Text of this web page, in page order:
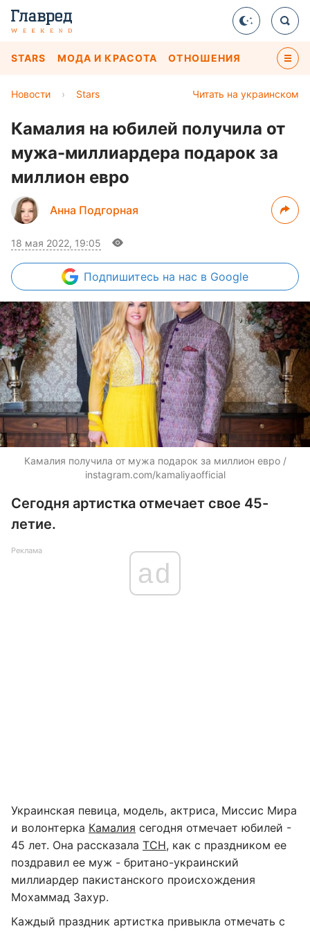
STARS МОДА И КРАСОТА ОТНОШЕНИЯ
Читать на украинском
Новости › Stars
Камалия на юбилей получила от
мужа-миллиардера подарок за
миллион евро
Анна Подгорная
18 мая 2022, 19:05
Подпишитесь на нас в Google
Камалия получила от мужа подарок за миллион евро /
instagram.com/kamaliyaofficial
Сегодня артистка отмечает свое 45-
летие.
Реклама
ad
Украинская певица, модель, актриса, Миссис Мира
и волонтерка Камалия сегодня отмечает юбилей -
45 лет. Она рассказала ТСН, как с праздником ее
поздравил ее муж - британо-украинский
миллиардер пакистанского происхождения
Мохаммад Захур.
Каждый праздник артистка привыкла отмечать с